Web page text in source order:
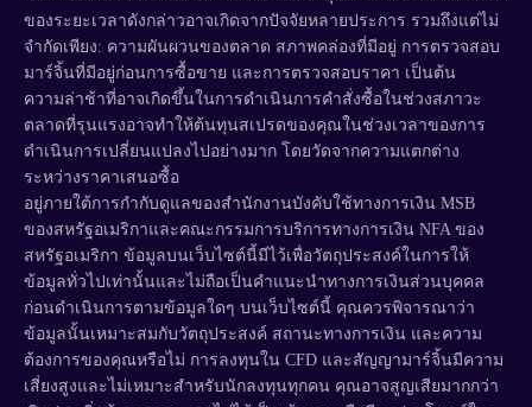
ของระยะเวลาดังกล่าวอาจเกิดจากปัจจัยหลายประการ รวมถึงแต่ไม่
จำกัดเพียง: ความผันผวนของตลาด สภาพคล่องที่มีอยู่ การตรวจสอบ
มาร์จิ้นที่มีอยู่ก่อนการซื้อขาย และการตรวจสอบราคา เป็นต้น
ความล่าช้าที่อาจเกิดขึ้นในการดำเนินการคำสั่งซื้อในช่วงสภาวะ
ตลาดที่รุนแรงอาจทำให้ต้นทุนสเปรดของคุณในช่วงเวลาของการ
ดำเนินการเปลี่ยนแปลงไปอย่างมาก โดยวัดจากความแตกต่าง
ระหว่างราคาเสนอซื้อ
อยู่ภายใต้การกำกับดูแลของสำนักงานบังคับใช้ทางการเงิน MSB
ของสหรัฐอเมริกาและคณะกรรมการบริการทางการเงิน NFA ของ
สหรัฐอเมริกา ข้อมูลบนเว็บไซต์นี้มีไว้เพื่อวัตถุประสงค์ในการให้
ข้อมูลทั่วไปเท่านั้นและไม่ถือเป็นคำแนะนำทางการเงินส่วนบุคคล
ก่อนดำเนินการตามข้อมูลใดๆ บนเว็บไซต์นี้ คุณควรพิจารณาว่า
ข้อมูลนั้นเหมาะสมกับวัตถุประสงค์ สถานะทางการเงิน และความ
ต้องการของคุณหรือไม่ การลงทุนใน CFD และสัญญามาร์จิ้นมีความ
เสี่ยงสูงและไม่เหมาะสำหรับนักลงทุนทุกคน คุณอาจสูญเสียมากกว่า